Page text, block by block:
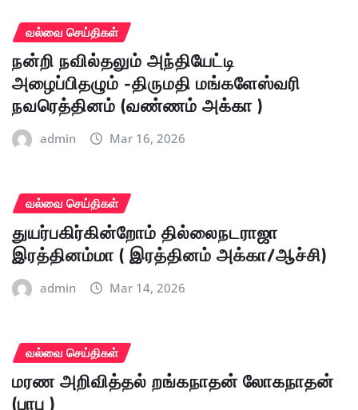
வல்வை செய்திகள்
நன்றி நவில்தலும் அந்தியேட்டி
அழைப்பிதழும் -திருமதி மங்களேஸ்வரி
நவரெத்தினம் (வண்ணம் அக்கா )
admin Mar 16, 2026
வல்வை செய்திகள்
துயர்பகிர்கின்றோம் தில்லைநடராஜா
இரத்தினம்மா ( இரத்தினம் அக்கா/ஆச்சி)
admin Mar 14, 2026
வல்வை செய்திகள்
மரண அறிவித்தல் றங்கநாதன் லோகநாதன்